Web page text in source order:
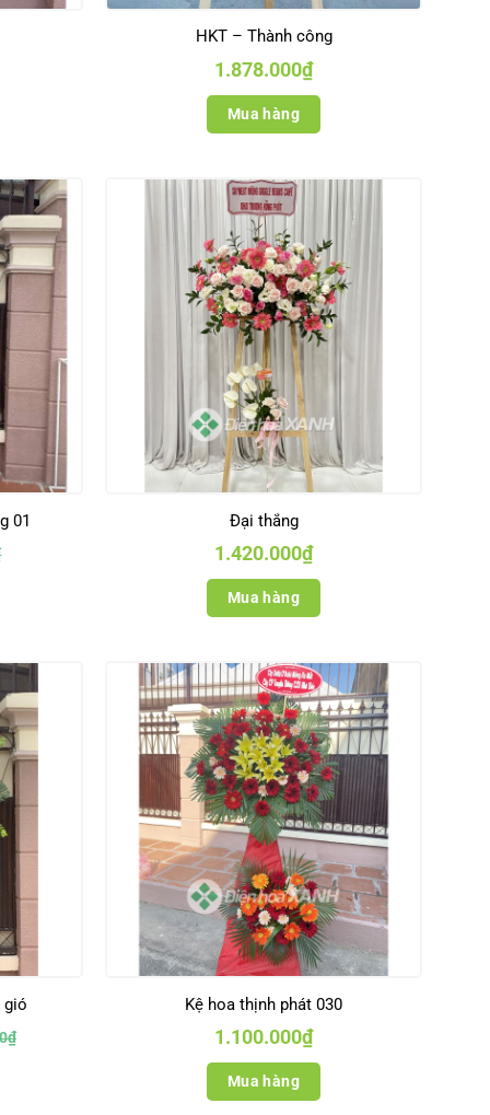
HKT – Thành công
1.878.000₫
Mua hàng
01 Đại thắng
1.420.000₫
Mua hàng
gió
₫
Kệ hoa thịnh phát 030
1.100.000₫
Mua hàng